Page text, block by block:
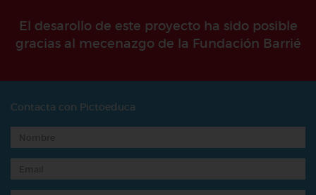
El desarollo de este proyecto ha sido posible
gracias al mecenazgo de la Fundación Barrié
Contacta con Pictoeduca